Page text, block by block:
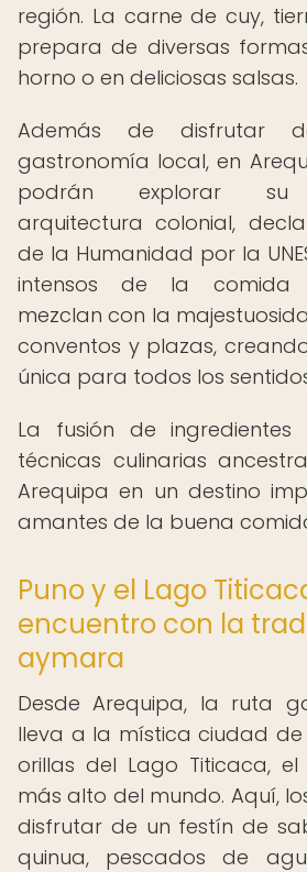
región. La carne de cuy,
prepara de diversas
horno o en deliciosas salsas.
Además de disfrutar
gastronomía local, en
podrán explorar su
arquitectura colonial,
de la Humanidad por la
intensos de la comida
mezclan con la
conventos y plazas,
única para todos los
La fusión de ingredientes
técnicas culinarias
Arequipa en un destino
amantes de la buena
Puno y el Lago
encuentro con la
aymara
Desde Arequipa, la ruta
lleva a la mística ciudad de
orillas del Lago Titicaca,
más alto del mundo. Aquí,
disfrutar de un festín de
quinua, pescados de